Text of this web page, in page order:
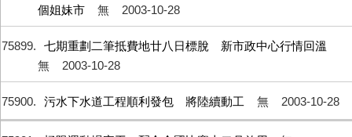
個姐妹市
無 2003-10-28
75899
七期重劃二筆抵費地廿八日標脫 新市政中心行情回溫
無
2003-10-28
75900 污水下水道工程順利發包 將陸續動工 無 2003-10-28